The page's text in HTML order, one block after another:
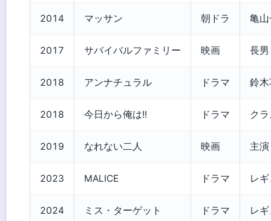
2014 マッサン 朝ドラ 亀
2017 サバイバルファミリー 映画 長男
2018 アンナチュラル ドラマ 鈴
2018 今日から俺は!! ドラマ ク
2019 なれない二人 映画 主演
2023 MALICE ドラマ レ
2024 ミス・ターゲット ドラマ レ